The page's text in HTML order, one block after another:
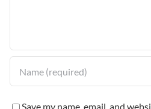
Save my name, email, and